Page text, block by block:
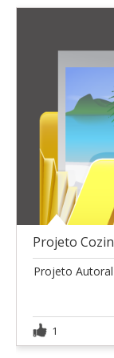
Projeto
Projeto
1